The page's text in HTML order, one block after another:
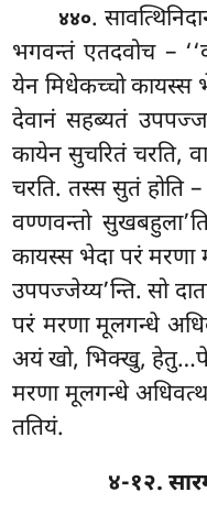
४४०.
भगवन्तंएतदवोच –
येन मिधेकच्चो कायस्स
देवानं सहब्यतं
कायेन सुचरितं चरति,
चरति. तस्स सुतं होति
वण्णवन्तो
कायस्स भेदा परं मरणा
उपपज्जेय्य’न्ति. सो
परं मरणा मूलगन्धे
अयं खो, भिक्खु,
मरणा मूलगन्धे
ततियं.
४-१२.